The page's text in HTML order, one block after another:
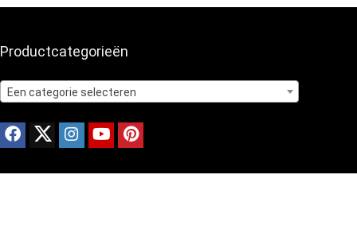
Productcategorieën
Een categorie selecteren